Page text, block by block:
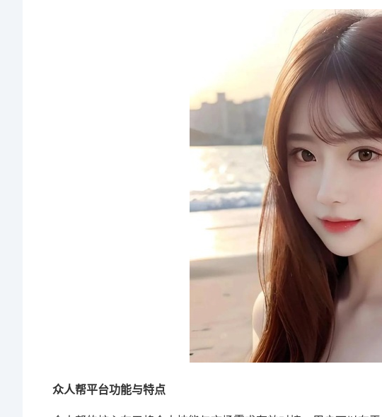
众人帮平台功能与特点